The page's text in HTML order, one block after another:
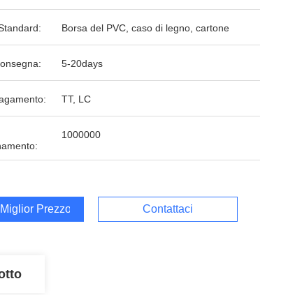
Borsa del PVC, caso di legno, cartone
5-20days
TT, LC
1000000
Prezzo Contattaci